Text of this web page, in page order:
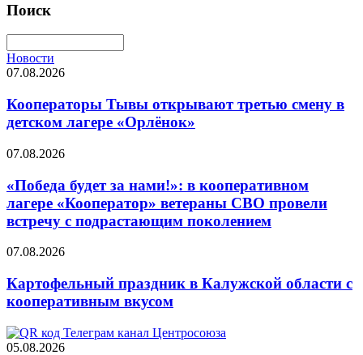
Поиск
Новости
07.08.2026
Кооператоры Тывы открывают третью смену в
детском лагере «Орлёнок»
07.08.2026
«Победа будет за нами!»: в кооперативном
лагере «Кооператор» ветераны СВО провели
встречу с подрастающим поколением
07.08.2026
Картофельный праздник в Калужской области с
кооперативным вкусом
05.08.2026